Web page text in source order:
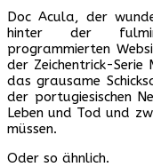
Doc Acula, der
hinter der
programmierten
der Zeichentrick-Serie
das grausame
der portugiesischen
Leben und Tod und
müssen.
Oder so ähnlich.